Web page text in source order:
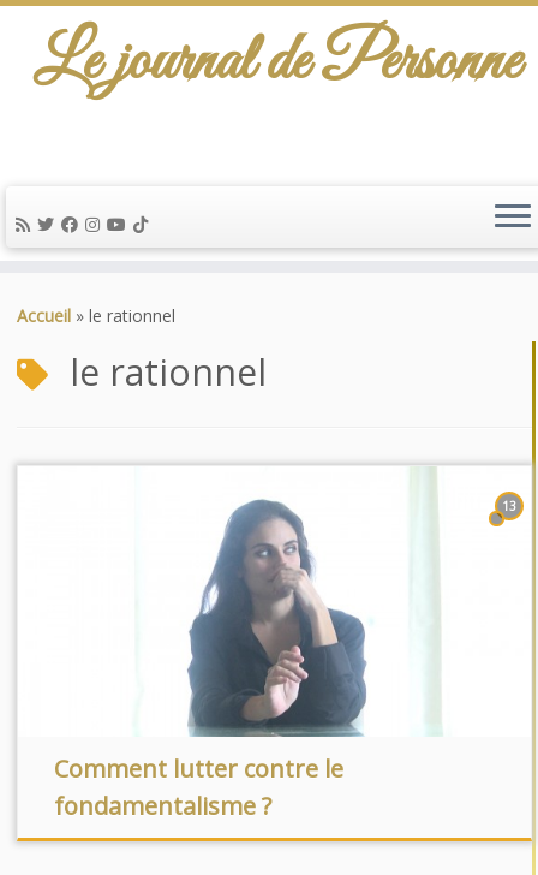
au
Le journal de Personne
Accueil » le rationnel
le rationnel
13
Comment lutter contre le
fondamentalisme ?